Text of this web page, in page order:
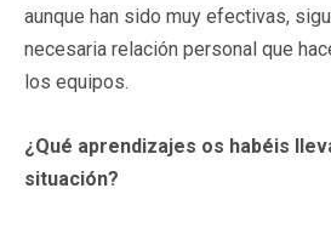
aunque han sido muy efectivas,
necesaria relación personal que
los equipos.
¿Qué aprendizajes os habéis
situación?